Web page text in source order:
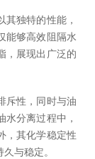
其独特的性能，
能够高效阻隔水
，展现出广泛的
性，同时与油
水分离过程中，
，其化学稳定性
与稳定。